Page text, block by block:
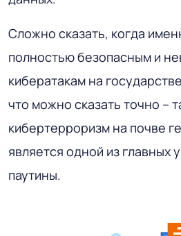
Сложно сказать, когда
полностью безопасным и
кибератакам на
что можно сказать точно –
кибертерроризм на почве
является одной из главных
паутины.